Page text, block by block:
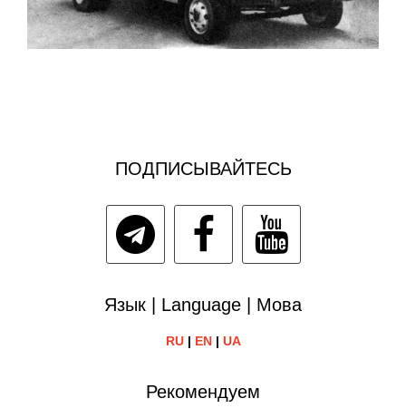
ПОДПИСЫВАЙТЕСЬ
Язык | Language | Мова
RU| EN| UA
Рекомендуем